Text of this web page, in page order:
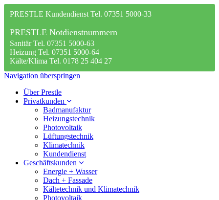
PRESTLE Kundendienst Tel. 07351 5000-33
PRESTLE Notdienstnummern
Sanitär Tel. 07351 5000-63
Heizung Tel. 07351 5000-64
Kälte/Klima Tel. 0178 25 404 27
Navigation überspringen
Über Prestle
Privatkunden
Badmanufaktur
Heizungstechnik
Photovoltaik
Lüftungstechnik
Klimatechnik
Kundendienst
Geschäftskunden
Energie + Wasser
Dach + Fassade
Kältetechnik und Klimatechnik
Photovoltaik